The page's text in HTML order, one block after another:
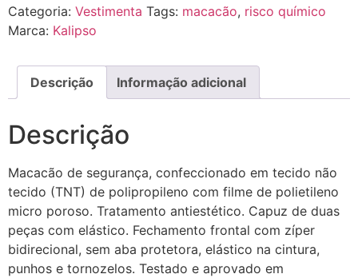
Categoria: Vestimenta Tags: macacão, risco químico
Marca: Kalipso
Descrição Informação adicional
Descrição
Macacão de segurança, confeccionado em tecido não
tecido (TNT) de polipropileno com filme de polietileno
micro poroso. Tratamento antiestético. Capuz de duas
peças com elástico. Fechamento frontal com zíper
bidirecional, sem aba protetora, elástico na cintura,
punhos e tornozelos. Testado e aprovado em